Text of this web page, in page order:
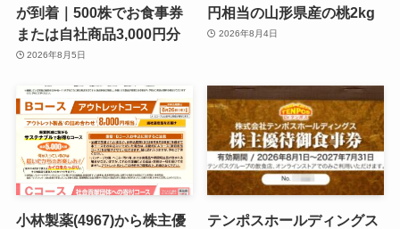
が到着｜500株でお食事券
または自社商品3,000円分
2026年8月5日
円相当の山形県産の桃2kg
2026年8月4日
小林製薬(4967)から株主優
テンポスホールディングス